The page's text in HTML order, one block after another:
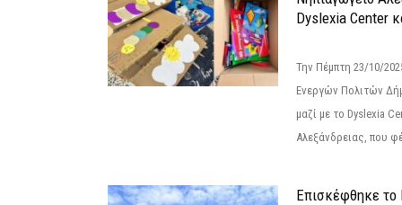
Dyslexia Center
Την Πέμπτη 23/10/
Ενεργών Πολιτών
μαζί με το Dyslexia
Αλεξάνδρειας, που
Επισκέφθηκε το